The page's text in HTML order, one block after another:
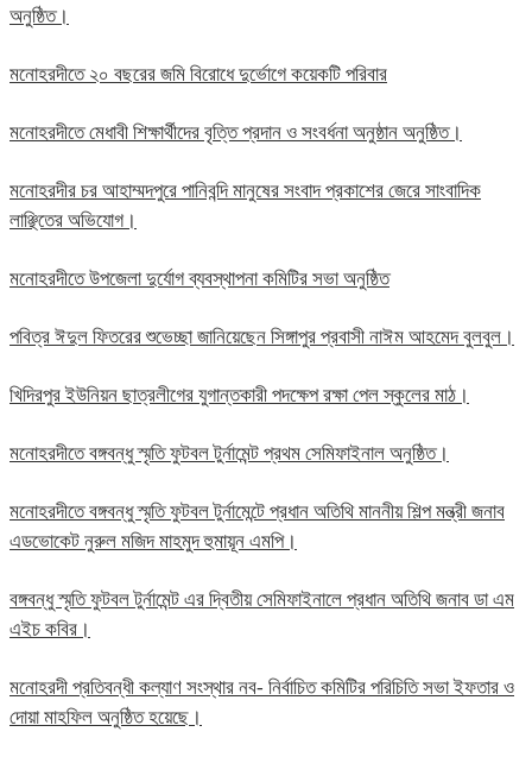
অনুষ্ঠিত।
মনোহরদীতে ২০ বছরের জমি বিরোধে দুর্ভোগে কয়েকটি পরিবার
মনোহরদীতে মেধাবী শিক্ষার্থীদের বৃত্তি প্রদান ও সংবর্ধনা অনুষ্ঠান অনুষ্ঠিত।
মনোহরদীর চর আহাম্মদপুরে পানিবন্দি মানুষের সংবাদ প্রকাশের জেরে সাংবাদিক
লাঞ্ছিতের অভিযোগ।
মনোহরদীতে উপজেলা দুর্যোগ ব্যবস্থাপনা কমিটির সভা অনুষ্ঠিত
পবিত্র ঈদুল ফিতরের শুভেচ্ছা জানিয়েছেন সিঙ্গাপুর প্রবাসী নাঈম আহমেদ বুলবুল।
খিদিরপুর ইউনিয়ন ছাত্রলীগের যুগান্তকারী পদক্ষেপ রক্ষা পেল স্কুলের মাঠ।
মনোহরদীতে বঙ্গবন্ধু স্মৃতি ফুটবল টুর্নামেন্ট প্রথম সেমিফাইনাল অনুষ্ঠিত।
মনোহরদীতে বঙ্গবন্ধু স্মৃতি ফুটবল টুর্নামেন্টে প্রধান অতিথি মাননীয় শিল্প মন্ত্রী জনাব
এডভোকেট নুরুল মজিদ মাহমুদ হুমায়ূন এমপি।
বঙ্গবন্ধু স্মৃতি ফুটবল টুর্নামেন্ট এর দ্বিতীয় সেমিফাইনালে প্রধান অতিথি জনাব ডা এম
এইচ কবির।
মনোহরদী প্রতিবন্ধী কল্যাণ সংস্থার নব- নির্বাচিত কমিটির পরিচিতি সভা ইফতার ও
দোয়া মাহফিল অনুষ্ঠিত হয়েছে।